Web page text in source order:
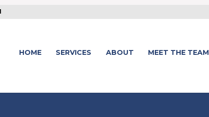
HOME SERVICES ABOUT MEET THE TEAM